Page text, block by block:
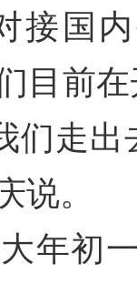
接国
目前
们走
说。
初一